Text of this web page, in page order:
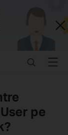
Close
SearchMenu
pe